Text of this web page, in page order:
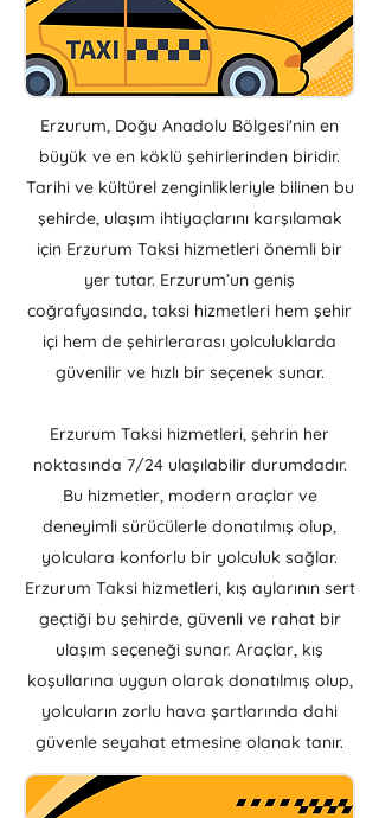
Erzurum, Doğu Anadolu Bölgesi'nin en
büyük ve en köklü şehirlerinden biridir.
Tarihi ve kültürel zenginlikleriyle bilinen bu
şehirde, ulaşım ihtiyaçlarını karşılamak
için Erzurum Taksi hizmetleri önemli bir
yer tutar. Erzurum’un geniş
coğrafyasında, taksi hizmetleri hem şehir
içi hem de şehirlerarası yolculuklarda
güvenilir ve hızlı bir seçenek sunar.
Erzurum Taksi hizmetleri, şehrin her
noktasında 7/24 ulaşılabilir durumdadır.
Bu hizmetler, modern araçlar ve
deneyimli sürücülerle donatılmış olup,
yolculara konforlu bir yolculuk sağlar.
Erzurum Taksi hizmetleri, kış aylarının sert
geçtiği bu şehirde, güvenli ve rahat bir
ulaşım seçeneği sunar. Araçlar, kış
koşullarına uygun olarak donatılmış olup,
yolcuların zorlu hava şartlarında dahi
güvenle seyahat etmesine olanak tanır.